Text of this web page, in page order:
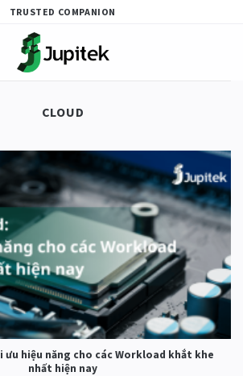
TRUSTED COMPANION
CLOUD
ưu hiệu năng cho các Workload khắt khe
nhất hiện nay